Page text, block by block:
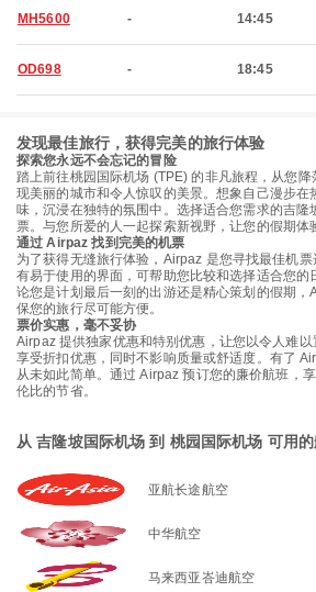
MH5600 - 14:45
OD698 - 18:45
发现最佳旅行，获得完美的旅行体验
探索您永远不会忘记的冒险
踏上前往桃园国际机场 (TPE) 的非凡旅程，从您
现美丽的城市和令人惊叹的美景。想象自己漫步在
味，沉浸在独特的氛围中。选择适合您需求的吉隆
票。与您所爱的人一起探索新视野，让您的假期体
通过 Airpaz 找到完美的机票
为了获得无缝旅行体验，Airpaz 是您寻找最佳机
有易于使用的界面，可帮助您比较和选择适合您的
论您是计划最后一刻的出游还是精心策划的假期
保您的旅行尽可能方便。
票价实惠，毫不妥协
Airpaz 提供独家优惠和特别优惠，让您以令人难以
享受折扣优惠，同时不影响质量或舒适度。有了
从未如此简单。通过 Airpaz 预订您的廉价航班，
伦比的节省。
从 吉隆坡国际机场 到 桃园国际机场 可用
亚航长途航空
中华航空
马来西亚峇迪航空